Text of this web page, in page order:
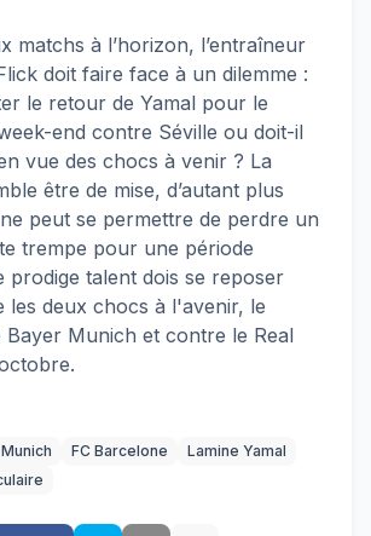
matchs à l’horizon, l’entraîneur
doit faire face à un dilemme :
le retour de Yamal pour le
end contre Séville ou doit-il
vue des chocs à venir ? La
être de mise, d’autant plus
peut se permettre de perdre un
trempe pour une période
prodige talent dois se reposer
les deux chocs à l'avenir, le
Munich et contre le Real
FC Barcelone
Lamine Yamal